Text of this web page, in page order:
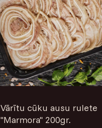
Vārītu cūku ausu rulete
"Marmora" 200gr.